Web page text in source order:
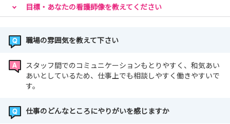
目標・あなたの看護師像を教えてください
職場の雰囲気を教えて下さい
スタッフ間でのコミュニケーションもとりやすく、和気あい
あいとしているため、仕事上でも相談しやすく働きやすいで
す。
仕事のどんなところにやりがいを感じますか